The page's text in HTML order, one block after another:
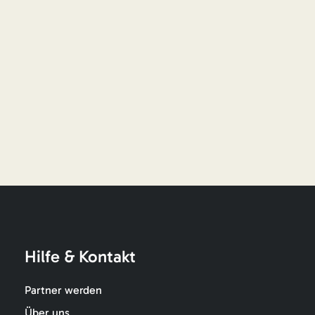
Hilfe & Kontakt
Partner werden